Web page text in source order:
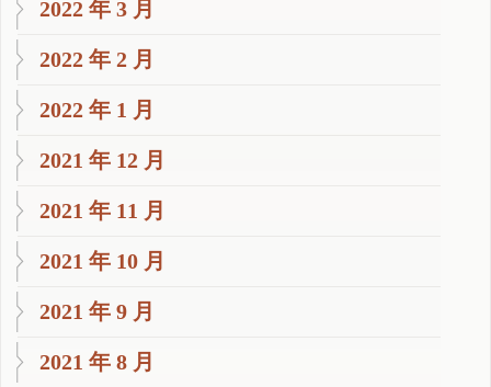
2022 年 3 月
2022 年 2 月
2022 年 1 月
2021 年 12 月
2021 年 11 月
2021 年 10 月
2021 年 9 月
2021 年 8 月